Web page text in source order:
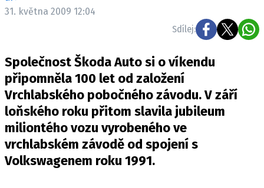
TRH S ELEKTROMOBILY
RALLY
OSTATNÍ
TISKOVKY
ROZHOVORY
31. května 2009 12:04
Sdílej:
Společnost Škoda Auto si o víkendu
připomněla 100 let od založení
Vrchlabského pobočného závodu. V září
loňského roku přitom slavila jubileum
miliontého vozu vyrobeného ve
vrchlabském závodě od spojení s
Volkswagenem roku 1991.